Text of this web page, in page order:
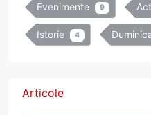
Evenimente 9
Istorie 4
Articole